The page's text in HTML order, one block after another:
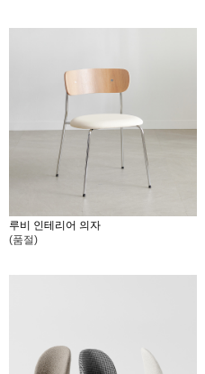
루비 인테리어 의자
(품절)